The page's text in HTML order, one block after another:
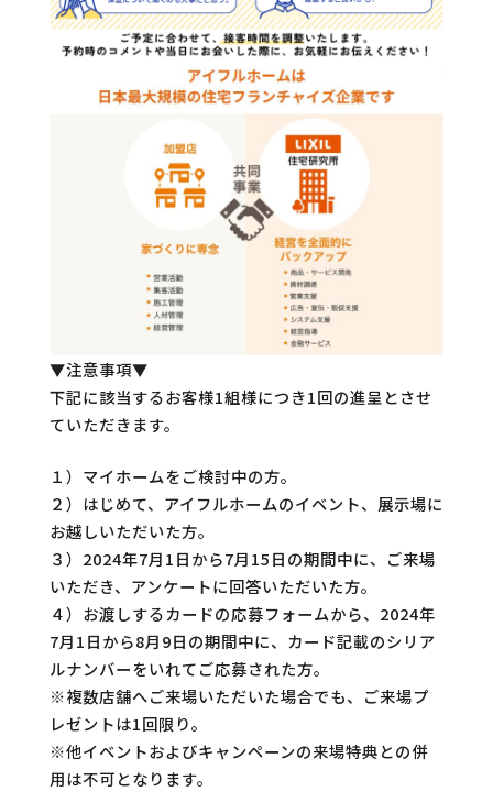
▼注意事項▼
下記に該当するお客様1組様につき1回の進呈とさせ
ていただきます。
１）マイホームをご検討中の方。​
２）はじめて、アイフルホームのイベント、展示場に
お越しいただいた方。​
３）2024年7月1日から7月15日の期間中に、ご来場
いただき、アンケートに回答いただいた方。
４）お渡しするカードの応募フォームから、2024年
7月1日から8月9日の期間中に、カード記載のシリア
ルナンバーをいれてご応募された方。
※複数店舗へご来場いただいた場合でも、ご来場プ
レゼントは1回限り。
※他イベントおよびキャンペーンの来場特典との併
用は不可となります。